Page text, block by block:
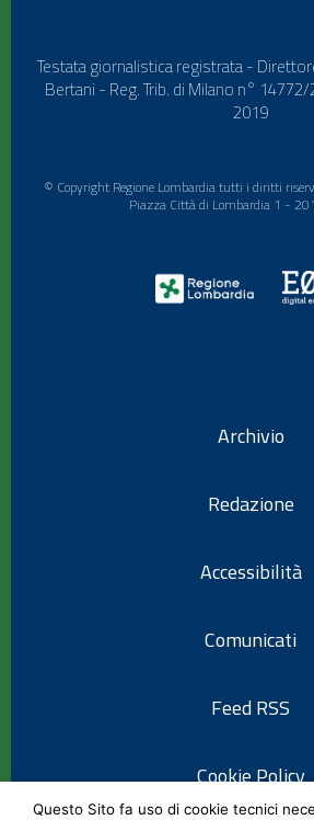
Testata giornalistica registrata -
Bertani - Reg. Trib. di Milano n°
2019
© Copyright Regione Lombardia tutti i diritti
Piazza Città di Lombardia 1 -
Archivio
Redazione
Accessibilità
Comunicati
Feed RSS
Cookie Policy
Questo Sito fa uso di cookie tecnici